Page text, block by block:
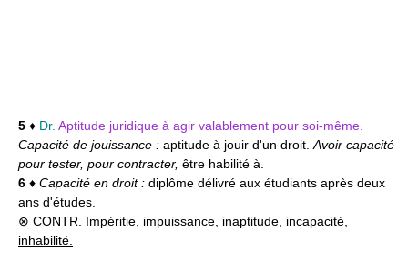
5 ♦ Dr. Aptitude juridique à agir valablement pour soi-même.
Capacité de jouissance : aptitude à jouir d'un droit. Avoir capacité
pour tester, pour contracter, être habilité à.
6 ♦ Capacité en droit : diplôme délivré aux étudiants après deux
ans d'études.
⊗ CONTR. Impéritie impuissance inaptitude incapacité
inhabilité.